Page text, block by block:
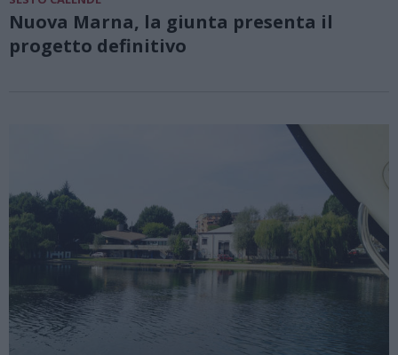
Nuova Marna, la giunta presenta il
progetto definitivo